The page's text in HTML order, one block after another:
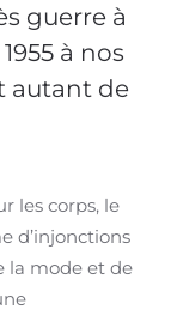
guerre à
à nos
autant de
les corps, le
d’injonctions
la mode et de